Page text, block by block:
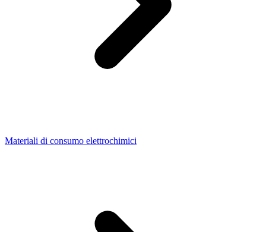
Materiali di consumo elettrochimici